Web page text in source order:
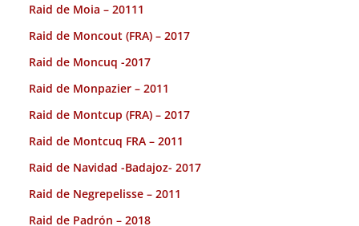
Raid de Moia – 20111
Raid de Moncout (FRA) – 2017
Raid de Moncuq -2017
Raid de Monpazier – 2011
Raid de Montcup (FRA) – 2017
Raid de Montcuq FRA – 2011
Raid de Navidad -Badajoz- 2017
Raid de Negrepelisse – 2011
Raid de Padrón – 2018